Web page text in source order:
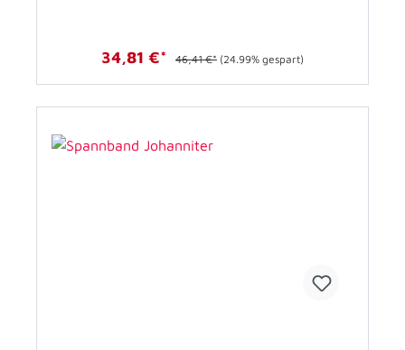
34,81 €* 46,41 €* (24.99% gespart)